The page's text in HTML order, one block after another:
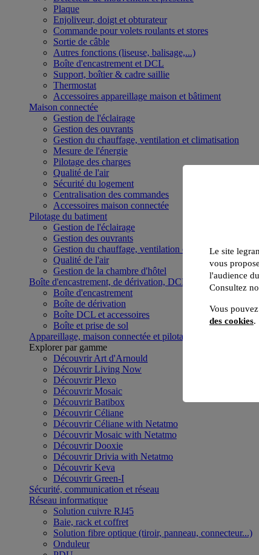
Plaque
Enjoliveur, doigt et obturateur
Commande pour volets roulants et stores
Sortie de câble
Autres fonctions (liseuse, balisage,...)
Boîte d'encastrement et DCL
Support, boîtier & cadre saillie
Thermostat
Accessoires appareillage maison et bâtiment
Maison connectée
Gestion de l'éclairage
Gestion des ouvrants
Gestion du chauffage, ventilation et climatisation
Mesure de l'énergie
Pilotage des charges
Qualité de l'air
Sécurité du logement
Centralisation des commandes
Accessoires maison connectée
Pilotage du batiment
Gestion de l'éclairage
Gestion des ouvrants
Gestion du chauffage, ventilation et climatisation
Qualité de l'air
Gestion de la chambre d'hôtel
Boîte d'encastrement, de dérivation, DCL et boîte de sol
Boîte d'encastrement
Boîte de dérivation
Boîte DCL et accessoires
Boîte et prise de sol
Appareillage, maison connectée et pilotage du bâtiment
Explorer par gamme
Découvrir Art d'Arnould
Découvrir Living Now
Découvrir Plexo
Découvrir Mosaic
Découvrir Batibox
Découvrir Céliane
Découvrir Céliane with Netatmo
Découvrir Mosaic with Netatmo
Découvrir Dooxie
Découvrir Drivia with Netatmo
Découvrir Keva
Découvrir Green-I
Sécurité, communication et réseau
Réseau informatique
Solution cuivre RJ45
Baie, rack et coffret
Solution fibre optique (tiroir, panneau, connecteur...)
Onduleur
Le site
vous
l'audience
Consultez
Vous
des cookies.